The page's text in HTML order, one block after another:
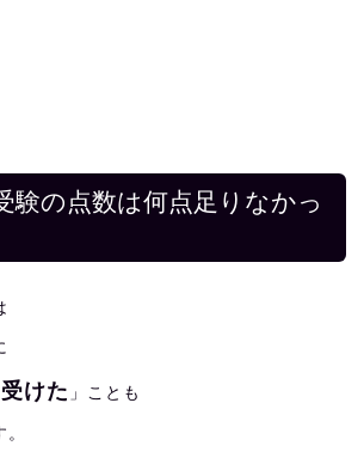
験の点数は何点足りなかっ
けた 」ことも